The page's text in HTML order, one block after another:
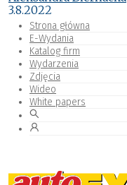
Strona główna
E-Wydania
Katalog firm
Wydarzenia
Zdjęcia
Wideo
White papers
3.8.2022